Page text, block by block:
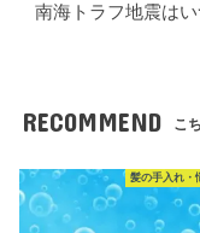
南海トラフ地震は
RECOMMEND こ
髪の手入れ・